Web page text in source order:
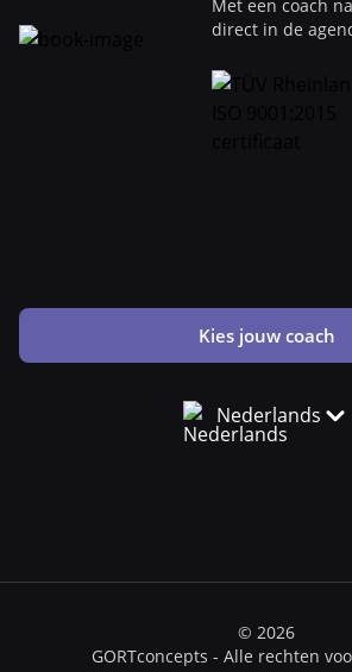
Met een coach
direct in de
Kies jouw coach
Nederlands
© 2026
GORTconcepts - Alle rechten